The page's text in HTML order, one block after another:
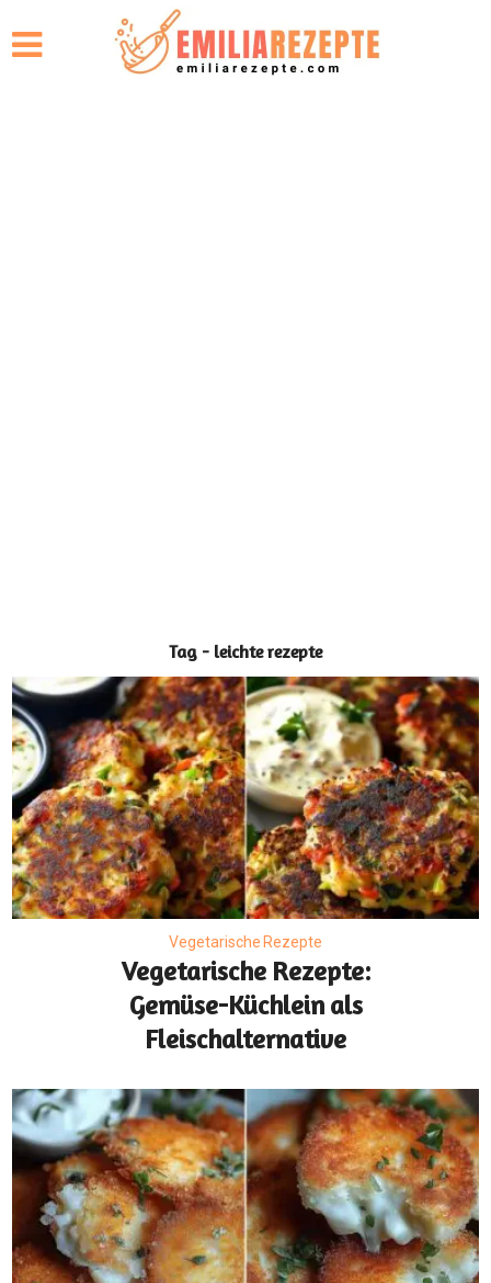
Tag - leichte rezepte
Vegetarische Rezepte
Vegetarische Rezepte:
Gemüse-Küchlein als
Fleischalternative